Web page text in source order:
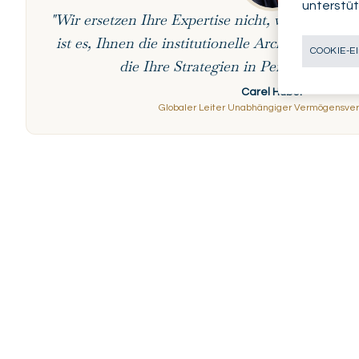
"Wir ersetzen Ihre Expertise nicht, wir
ist es, Ihnen die institutionelle Architektur zur
die Ihre Strategien in Performance
Carel Huber
Globaler Leiter Unabhängiger
COOKIE-